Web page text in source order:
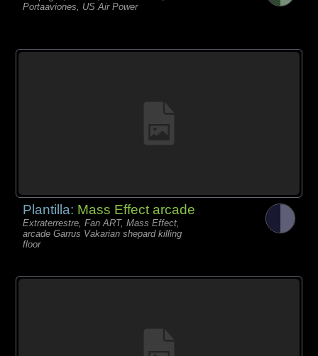
Portaaviones, US Air Power
Plantilla: Mass Effect arcade
Extraterrestre, Fan ART, Mass Effect,
arcade Garrus Vakarian shepard killing
floor